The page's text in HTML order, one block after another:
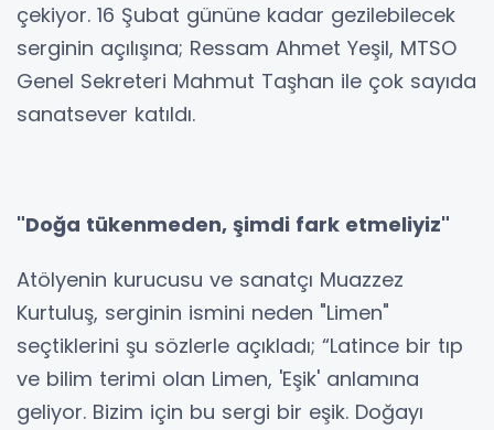
çekiyor. 16 Şubat gününe kadar gezilebilecek
serginin açılışına; Ressam Ahmet Yeşil, MTSO
Genel Sekreteri Mahmut Taşhan ile çok sayıda
sanatsever katıldı.
"Doğa tükenmeden, şimdi fark etmeliyiz"
Atölyenin kurucusu ve sanatçı Muazzez
Kurtuluş, serginin ismini neden "Limen"
seçtiklerini şu sözlerle açıkladı; “Latince bir tıp
ve bilim terimi olan Limen, 'Eşik' anlamına
geliyor. Bizim için bu sergi bir eşik. Doğayı